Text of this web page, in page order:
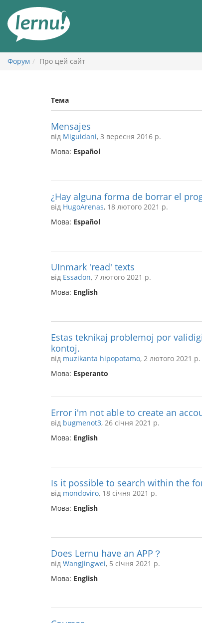
змісту
Форум Про цей сайт
Тема
Mensajes
від Miguidani, 3 вересня 2016 р.
Мова: Español
¿Hay alguna forma de borrar el
від HugoArenas, 18 лютого 2021 р.
Мова: Español
UInmark 'read' texts
від Essadon, 7 лютого 2021 р.
Мова: English
Estas teknikaj problemoj por
kontoj.
від muzikanta hipopotamo, 2 лютого 2021 р.
Мова: Esperanto
Error i'm not able to create an
від bugmenot3, 26 січня 2021 р.
Мова: English
Is it possible to search within the
від mondoviro, 18 січня 2021 р.
Мова: English
Does Lernu have an APP？
від WangJingwei, 5 січня 2021 р.
Мова: English